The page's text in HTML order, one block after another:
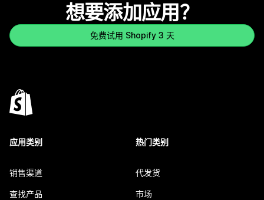
想要添加应用？
免费试用 Shopify 3 天
应用类别
销售渠道
查找产品
热门类别
代发货
市场